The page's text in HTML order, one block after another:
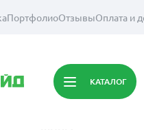
ПортфолиоОтзывыОплата и
КАТАЛОГ